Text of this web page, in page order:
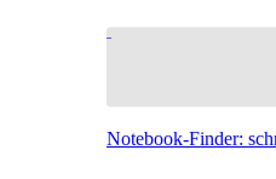
Notebook-Finder: